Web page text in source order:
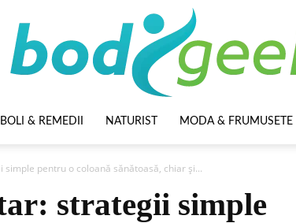
BOLI & REMEDII NATURIST MODA & FRUMUSETE
pentru o coloană sănătoasă, chiar și...
strategii simple